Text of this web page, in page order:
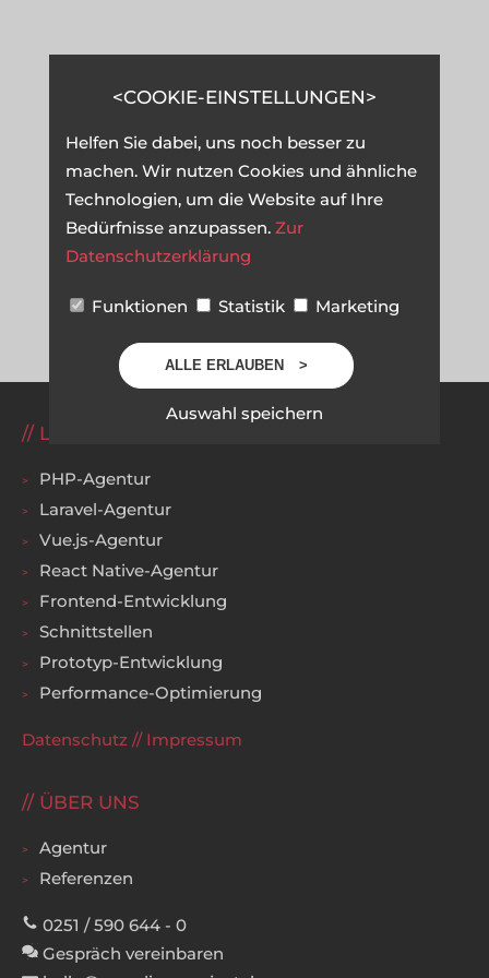
LEISTUNGEN
PHP-Agentur
Laravel-Agentur
Vue.js-Agentur
React Native-Agentur
Frontend-Entwicklung
Schnittstellen
Prototyp-Entwicklung
Performance-Optimierung
Datenschutz // Impressum
ÜBER UNS
Agentur
Referenzen
0251 / 590 644 - 0
Gespräch vereinbaren
COOKIE-EINSTELLUNGEN
Helfen Sie dabei, uns noch besser zu
machen. Wir nutzen Cookies und ähnliche
Technologien, um die Website auf Ihre
Bedürfnisse anzupassen. Zur
Datenschutzerklärung
Funktionen Statistik Marketing
ALLE ERLAUBEN
Auswahl speichern